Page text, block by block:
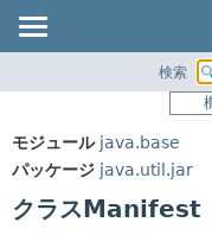
パッケージ
使用
検索
モジュール java.base
パッケージ java.util.jar
クラスManifest